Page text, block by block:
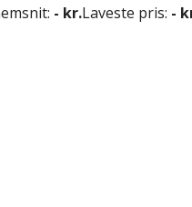
- kr.Laveste pris: -